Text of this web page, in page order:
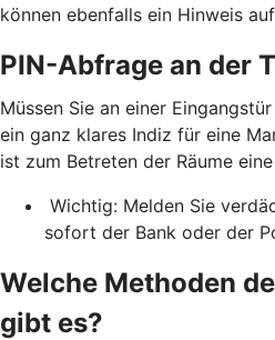
können ebenfalls ein Hinweis
PIN-Abfrage an der
Müssen Sie an einer
ein ganz klares Indiz für eine
ist zum Betreten der Räume
Wichtig: Melden Sie
sofort der Bank oder der
Welche Methoden
gibt es?